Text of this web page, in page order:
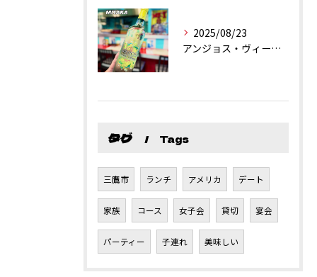
2025/08/23
アンジョス・ヴィーニョ・ヴェルデ
タグ Tags
三鷹市 ランチ アメリカ デート
家族 コース 女子会 貸切 宴会
パーティー 子連れ 美味しい